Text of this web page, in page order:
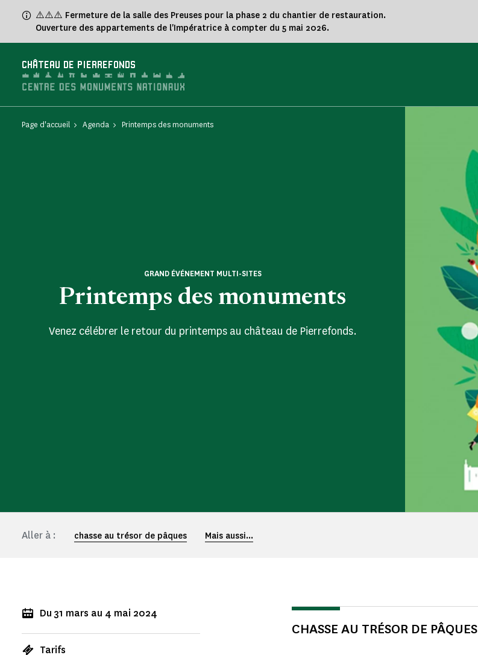
⚠️⚠️⚠️ Fermeture de la salle des Preuses pour la phase 2 du chantier de restauration.
Ouverture des appartements de l'Impératrice à compter du 5 mai 2026.
CHÂTEAU DE PIERREFONDS
Page d'accueil Agenda Printemps des monuments
Printemps des monuments
GRAND ÉVÉNEMENT MULTI-SITES
Venez célébrer le retour du printemps au château de Pierrefonds.
Aller à : chasse au trésor de pâques Mais aussi...
Du 31 mars au 4 mai 2024
Tarifs
CHASSE AU TRÉSOR DE PÂQUES